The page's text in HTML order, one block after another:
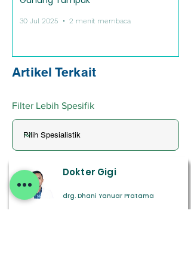
30 Jul 2025 2 menit membaca
Artikel Terkait
Filter Lebih Spesifik
Dokter Gigi
drg. Dhani Yanuar Pratama